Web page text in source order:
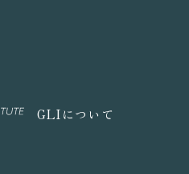
GLIについて